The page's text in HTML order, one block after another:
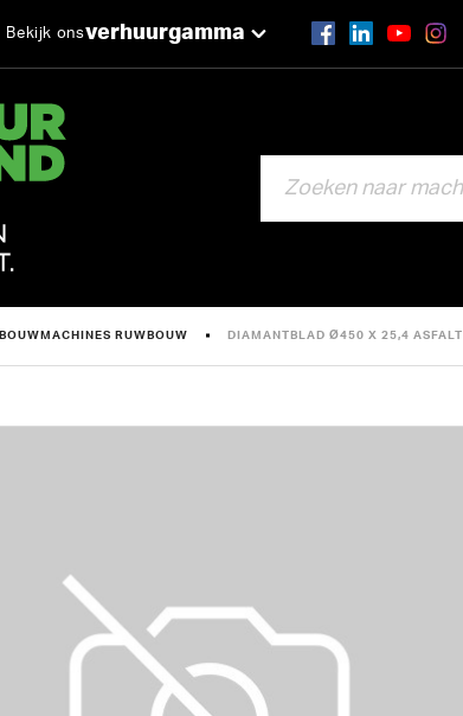
Bekijk onsverhuurgamma
BOUWMACHINES RUWBOUW DIAMANTBLAD Ø450 X 25,4 ASFALT